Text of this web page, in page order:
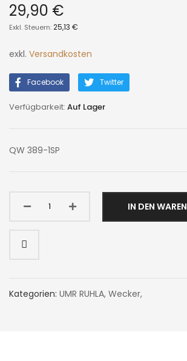
images
gallery
29,90 €
25,13 €
exkl. Versandkosten
Facebook Twitter
Auf Lager
QW 389-1SP
IN DEN
Kategorien: UMR RUHLA, Wecker,